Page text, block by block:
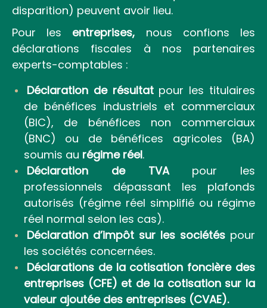
disparition) peuvent avoir lieu.
Pour les entreprises, nous confions les
déclarations fiscales à nos partenaires
experts-comptables :
Déclaration de résultatpour les titulaires
de bénéfices industriels et commerciaux
(BIC), de bénéfices non commerciaux
(BNC) ou de bénéfices agricoles (BA)
soumis au régime réel.
Déclaration de TVApour les
professionnels dépassant les plafonds
autorisés (régime réel simplifié ou régime
réel normal selon les cas).
Déclaration d’impôt sur les sociétés pour
les sociétés concernées.
Déclarations de la cotisation foncière des
entreprises (CFE) et de la cotisation sur la
valeur ajoutée des entreprises (CVAE).